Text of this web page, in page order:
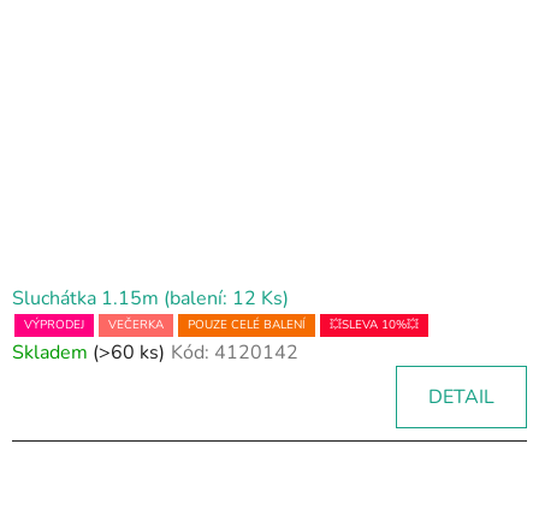
Sluchátka 1.15m (balení: 12 Ks)
VÝPRODEJ VEČERKA POUZE CELÉ BALENÍ 💥SLEVA 10%💥
Skladem (>60 ks) Kód: 4120142
DETAIL